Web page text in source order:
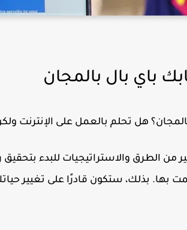
باي بال بالمجان
هل تحلم بالعمل على الإنترنت
من الطرق والاستراتيجيات للبدء بتحقيق
بها. بذلك، ستكون قادرًا على تغيير